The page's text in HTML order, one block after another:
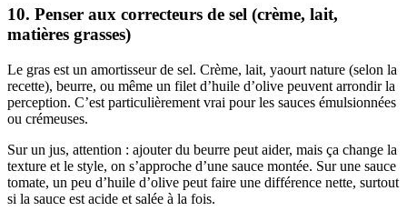
10. Penser aux correcteurs de sel (crème, lait,
matières grasses)
Le gras est un amortisseur de sel. Crème, lait, yaourt nature (selon la
recette), beurre, ou même un filet d’huile d’olive peuvent arrondir la
perception. C’est particulièrement vrai pour les sauces émulsionnées
ou crémeuses.
Sur un jus, attention : ajouter du beurre peut aider, mais ça change la
texture et le style, on s’approche d’une sauce montée. Sur une sauce
tomate, un peu d’huile d’olive peut faire une différence nette, surtout
si la sauce est acide et salée à la fois.